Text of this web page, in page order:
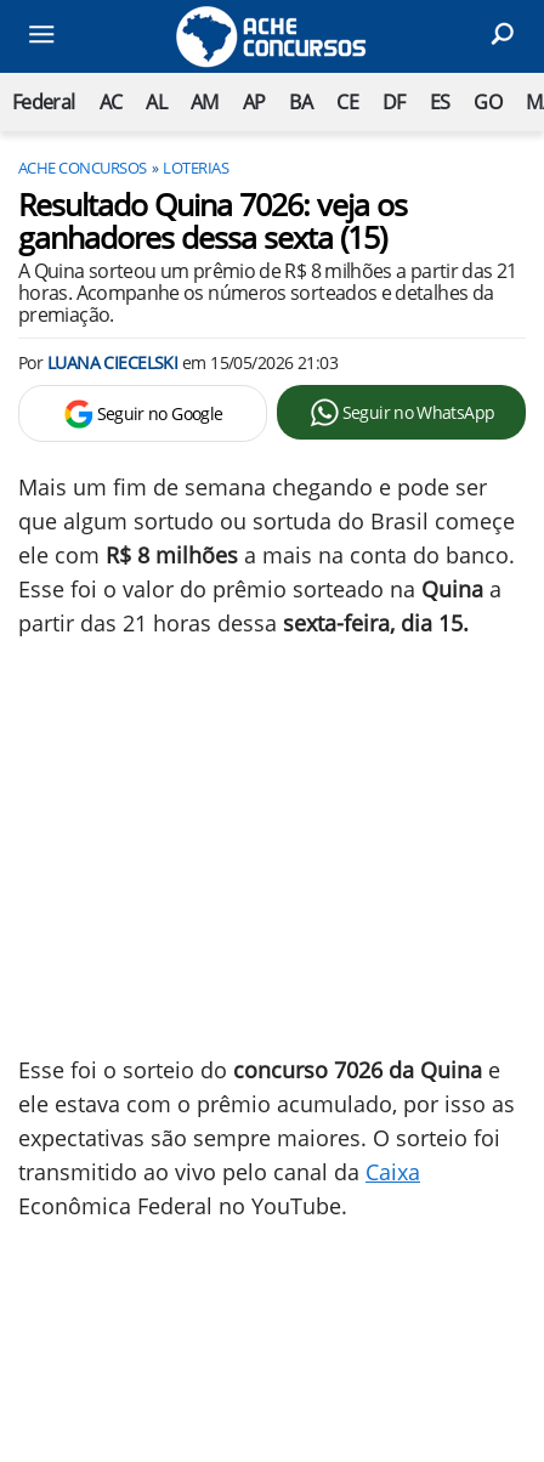
Federal AC AL AM AP BA CE DF ES GO
ACHE CONCURSOS LOTERIAS
Resultado Quina 7026: veja os
ganhadores dessa sexta (15)
A Quina sorteou um prêmio de R$ 8 milhões a partir das 21
horas. Acompanhe os números sorteados e detalhes da
premiação.
Por LUANA CIECELSKIem 15/05/2026 21:03
Seguir no Google Seguir no WhatsApp
Mais um fim de semana chegando e pode ser
que algum sortudo ou sortuda do Brasil começe
ele com R$ 8 milhões a mais na conta do banco.
Esse foi o valor do prêmio sorteado na Quina a
partir das 21 horas dessa sexta-feira, dia 15.
Esse foi o sorteio do concurso 7026 da Quina e
ele estava com o prêmio acumulado, por isso as
expectativas são sempre maiores. O sorteio foi
transmitido ao vivo pelo canal da Caixa
Econômica Federal no YouTube.